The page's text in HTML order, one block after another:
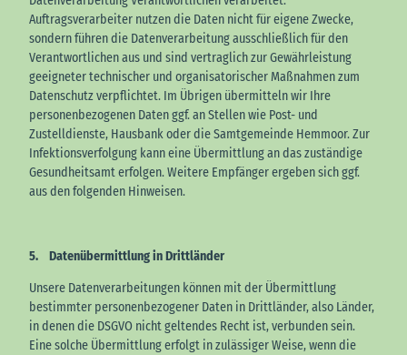
Auftragsverarbeiter nutzen die Daten nicht für eigene Zwecke,
sondern führen die Datenverarbeitung ausschließlich für den
Verantwortlichen aus und sind vertraglich zur Gewährleistung
geeigneter technischer und organisatorischer Maßnahmen zum
Datenschutz verpflichtet. Im Übrigen übermitteln wir Ihre
personenbezogenen Daten ggf. an Stellen wie Post- und
Zustelldienste, Hausbank oder die Samtgemeinde Hemmoor. Zur
Infektionsverfolgung kann eine Übermittlung an das zuständige
Gesundheitsamt erfolgen. Weitere Empfänger ergeben sich ggf.
aus den folgenden Hinweisen.
5. Datenübermittlung in Drittländer
Unsere Datenverarbeitungen können mit der Übermittlung
bestimmter personenbezogener Daten in Drittländer, also Länder,
in denen die DSGVO nicht geltendes Recht ist, verbunden sein.
Eine solche Übermittlung erfolgt in zulässiger Weise, wenn die